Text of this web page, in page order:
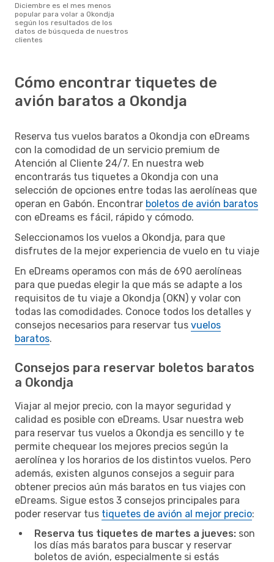
diciembre es el mes menos
popular para volar a Okondja
según los resultados de los
datos de búsqueda de nuestros
clientes
Cómo encontrar tiquetes de
avión baratos a Okondja
Reserva tus vuelos baratos a Okondja con eDreams
con la comodidad de un servicio premium de
Atención al Cliente 24/7. En nuestra web
encontrarás tus tiquetes a Okondja con una
selección de opciones entre todas las aerolíneas que
operan en Gabón. Encontrar boletos de avión baratos
con eDreams es fácil, rápido y cómodo.
Seleccionamos los vuelos a Okondja, para que
disfrutes de la mejor experiencia de vuelo en tu viaje
En eDreams operamos con más de 690 aerolíneas
para que puedas elegir la que más se adapte a los
requisitos de tu viaje a Okondja (OKN) y volar con
todas las comodidades. Conoce todos los detalles y
consejos necesarios para reservar tus vuelos
baratos.
Consejos para reservar boletos baratos
a Okondja
Viajar al mejor precio, con la mayor seguridad y
calidad es posible con eDreams. Usar nuestra web
para reservar tus vuelos a Okondja es sencillo y te
permite chequear los mejores precios según la
aerolínea y los horarios de los distintos vuelos. Pero
además, existen algunos consejos a seguir para
obtener precios aún más baratos en tus viajes con
eDreams. Sigue estos 3 consejos principales para
poder reservar tus tiquetes de avión al mejor precio:
Reserva tus tiquetes de martes a jueves: son
los días más baratos para buscar y reservar
boletos de avión, especialmente si estás